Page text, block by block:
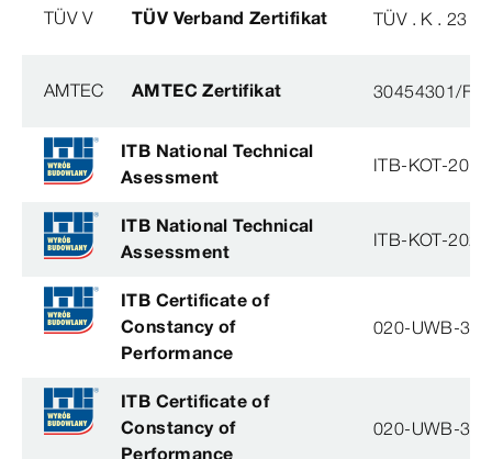
TÜV V TÜV Verband Zertifikat TÜV . K . 23 -
AMTEC AMTEC Zertifikat 30454301/
ITB National Technical
Asessment
ITB-KOT-
ITB National Technical
Assessment
ITB-KOT-
ITB Certificate of
Constancy of
Performance
020-UWB-
ITB Certificate of
Constancy of
Performance
020-UWB-